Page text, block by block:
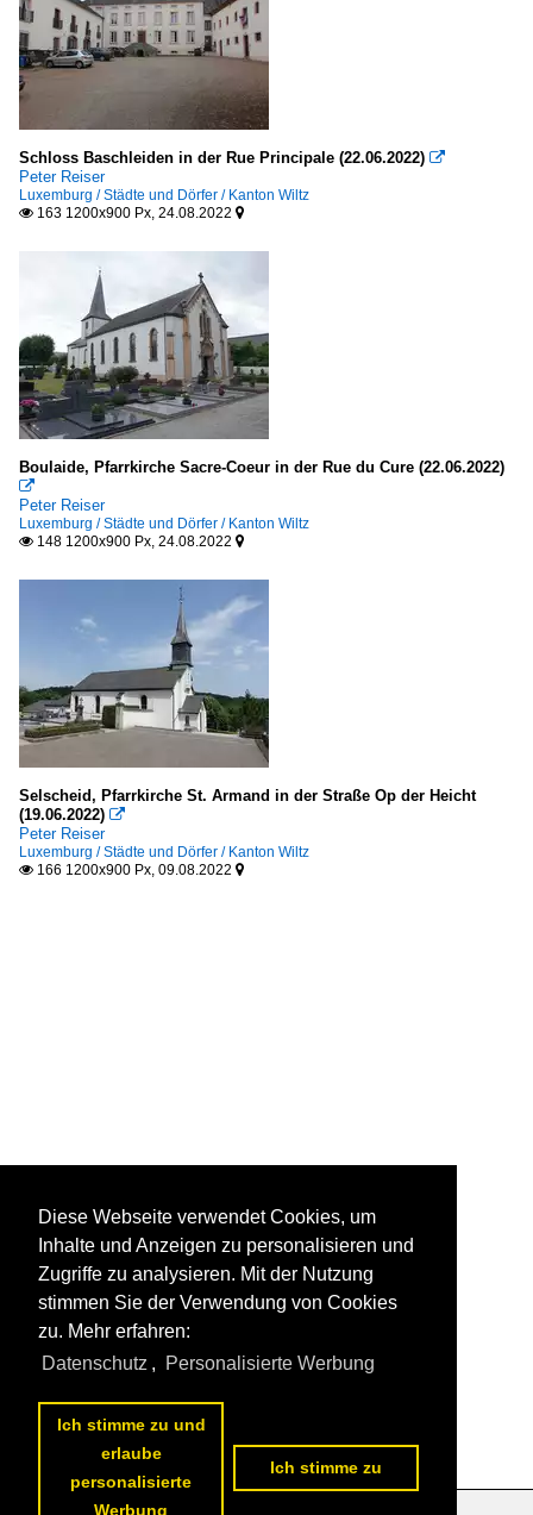
Schloss Baschleiden in der Rue Principale (22.06.2022) 
Peter Reiser
Luxemburg / Städte und Dörfer / Kanton Wiltz
 163 1200x900 Px, 24.08.2022 
Boulaide, Pfarrkirche Sacre-Coeur in der Rue du Cure (22.06.2022)

Peter Reiser
Luxemburg / Städte und Dörfer / Kanton Wiltz
 148 1200x900 Px, 24.08.2022 
Selscheid, Pfarrkirche St. Armand in der Straße Op der Heicht
(19.06.2022) 
Peter Reiser
Luxemburg / Städte und Dörfer / Kanton Wiltz
 166 1200x900 Px, 09.08.2022 
Diese Webseite verwendet Cookies, um
Inhalte und Anzeigen zu personalisieren und
Zugriffe zu analysieren. Mit der Nutzung
stimmen Sie der Verwendung von Cookies
zu. Mehr erfahren:
Datenschutz , Personalisierte Werbung
Ich stimme zu und
erlaube
personalisierte
Werbung
Ich stimme zu